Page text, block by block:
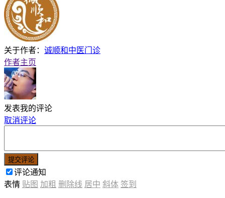
关于作者： 诚顺和中医门诊
作者主页
发表我的评论
取消评论
提交评论
评论通知
表情 贴图 加粗 删除线 居中 斜体 签到